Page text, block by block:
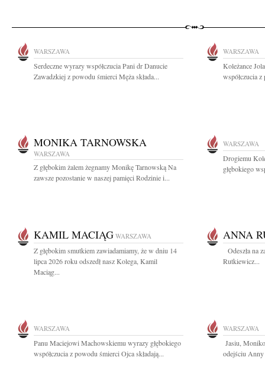
WARSZAWA
Serdeczne wyrazy współczucia Pani dr Danucie
Zawadzkiej z powodu śmierci Męża składa...
WARSZAWA
Koleżance
współczucia
MONIKA TARNOWSKA
WARSZAWA
Z głębokim żalem żegnamy Monikę Tarnowską Na
zawsze pozostanie w naszej pamięci Rodzinie i...
WARSZAWA
Drogiemu
głębokiego
KAMIL MACIĄG WARSZAWA
Z głębokim smutkiem zawiadamiamy, że w dniu 14
lipca 2026 roku odszedł nasz Kolega, Kamil
Maciąg...
ANNA
Odeszła na
Rutkiewicz...
WARSZAWA
Panu Maciejowi Machowskiemu wyrazy głębokiego
współczucia z powodu śmierci Ojca składają...
WARSZAWA
Jasiu,
odejściu